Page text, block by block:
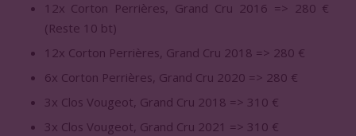
12x Corton Perrières, Grand Cru 2016 => 280 €
(Reste 10 bt)
12x Corton Perrières, Grand Cru 2018 => 280 €
6x Corton Perrières, Grand Cru 2020 => 280 €
3x Clos Vougeot, Grand Cru 2018 => 310 €
3x Clos Vougeot, Grand Cru 2021 => 310 €